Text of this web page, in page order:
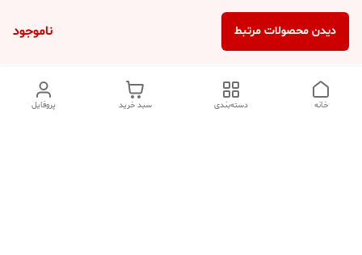
ناموجود دیدن محصولات مرتبط
پروفایل سبد خرید دسته‌بندی خانه